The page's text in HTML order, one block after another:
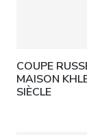
COUPE
MAISON
SIÈCLE